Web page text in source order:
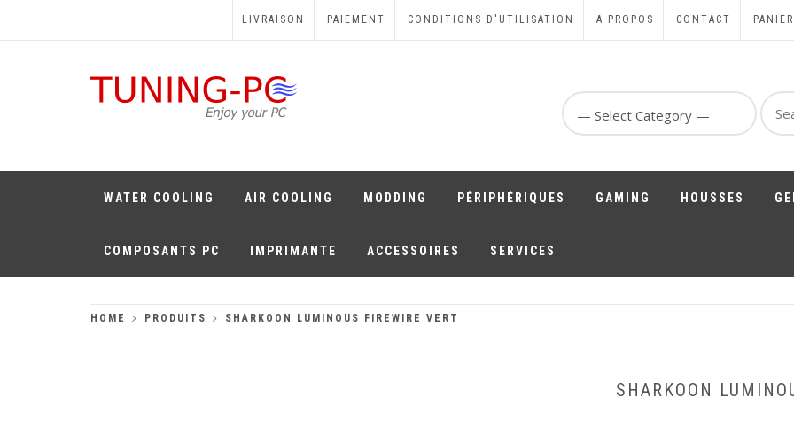
LIVRAISON PAIEMENT CONDITIONS D'UTILISATION A PROPOS CONTACT PANIER
for:
WATER COOLING AIR COOLING MODDING PÉRIPHÉRIQUES GAMING HOUSSES
COMPOSANTS PC IMPRIMANTE ACCESSOIRES SERVICES
HOME PRODUITS SHARKOON LUMINOUS FIREWIRE VERT
SHARKOON